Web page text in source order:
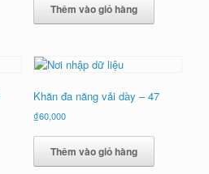
Thêm vào giỏ hàng
Khăn đa năng vải dày – 47
₫60,000
Thêm vào giỏ hàng